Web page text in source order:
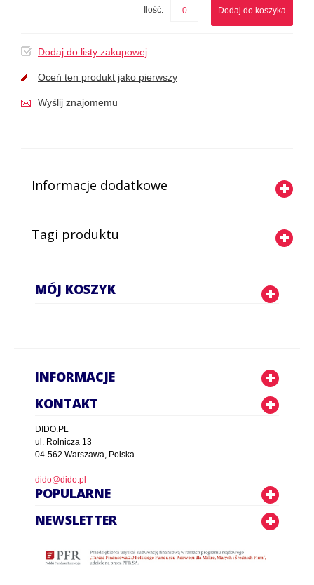
Ilość: Dodaj do koszyka
Dodaj do listy zakupowej
Oceń ten produkt jako pierwszy
Wyślij znajomemu
Informacje dodatkowe
Tagi produktu
MÓJ KOSZYK
INFORMACJE
KONTAKT
DIDO.PL
ul. Rolnicza 13
04-562 Warszawa, Polska
dido@dido.pl
POPULARNE
NEWSLETTER